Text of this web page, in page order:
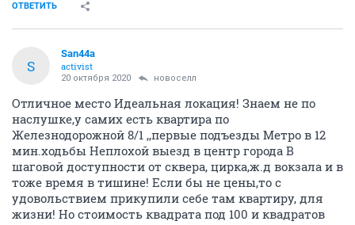
ОТВЕТИТЬ
S
San44a
activist
20 октября 2020 новоселл
Отличное место Идеальная локация! Знаем не по
наслушке,у самих есть квартира по
Железнодорожной 8/1 ,,первые подъезды Метро в 12
мин.ходьбы Неплохой выезд в центр города В
шаговой доступности от сквера, цирка,ж.д вокзала и в
тоже время в тишине! Если бы не цены,то с
удовольствием прикупили себе там квартиру, для
жизни! Но стоимость квадрата под 100 и квадратов